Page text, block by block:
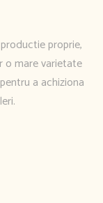
proprie,
o mare varietate
a achiziona